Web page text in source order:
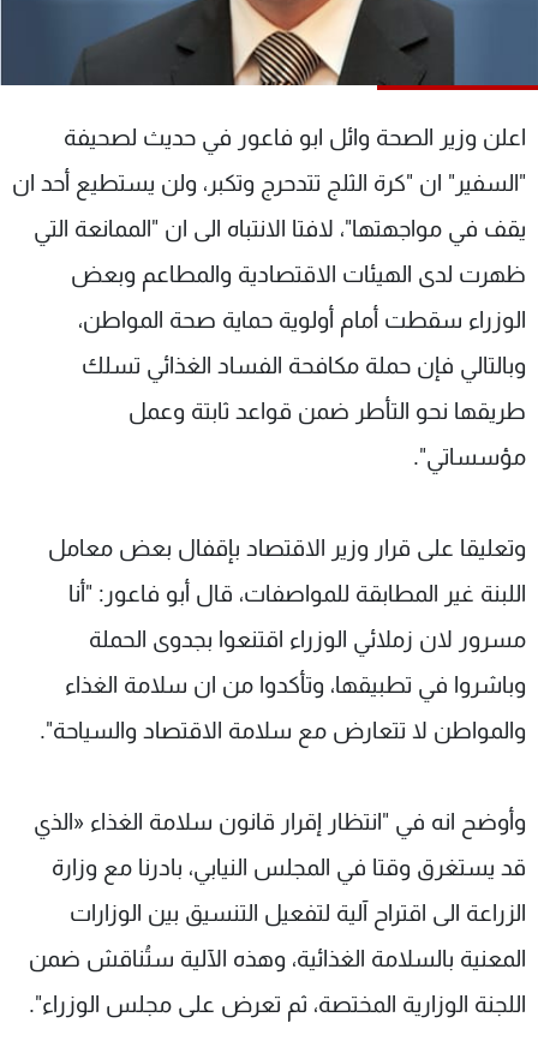
اعلن وزير الصحة وائل ابو فاعور في حديث لصحيفة
"السفير" ان "كرة الثلج تتدحرج وتكبر، ولن يستطيع أحد ان
يقف في مواجهتها"، لافتا الانتباه الى ان "الممانعة التي
ظهرت لدى الهيئات الاقتصادية والمطاعم وبعض
الوزراء سقطت أمام أولوية حماية صحة المواطن،
وبالتالي فإن حملة مكافحة الفساد الغذائي تسلك
طريقها نحو التأطر ضمن قواعد ثابتة وعمل
مؤسساتي".
وتعليقا على قرار وزير الاقتصاد بإقفال بعض معامل
اللبنة غير المطابقة للمواصفات، قال أبو فاعور: "أنا
مسرور لان زملائي الوزراء اقتنعوا بجدوى الحملة
وباشروا في تطبيقها، وتأكدوا من ان سلامة الغذاء
والمواطن لا تتعارض مع سلامة الاقتصاد والسياحة".
وأوضح انه في "انتظار إقرار قانون سلامة الغذاء «الذي
قد يستغرق وقتا في المجلس النيابي، بادرنا مع وزارة
الزراعة الى اقتراح آلية لتفعيل التنسيق بين الوزارات
المعنية بالسلامة الغذائية، وهذه الآلية ستُناقش ضمن
اللجنة الوزارية المختصة، ثم تعرض على مجلس الوزراء".
عن MTV
لاعلاناتكم
وظائف
شروط الإسـتخدام